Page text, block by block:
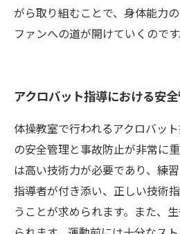
がら取り組むことで、身体能力
ファンへの道が開けていくのです
アクロバット指導における安
体操教室で行われるアクロバッ
の安全管理と事故防止が非常に
は高い技術力が必要であり、練
指導者が付き添い、正しい技術
うことが求められます。また、